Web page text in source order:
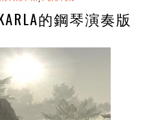
的鋼琴演奏版